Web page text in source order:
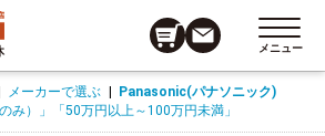
メニュー
メーカーで選ぶ
Panasonic(パナソニック)
み）」 「50万円以上～100万円未満」